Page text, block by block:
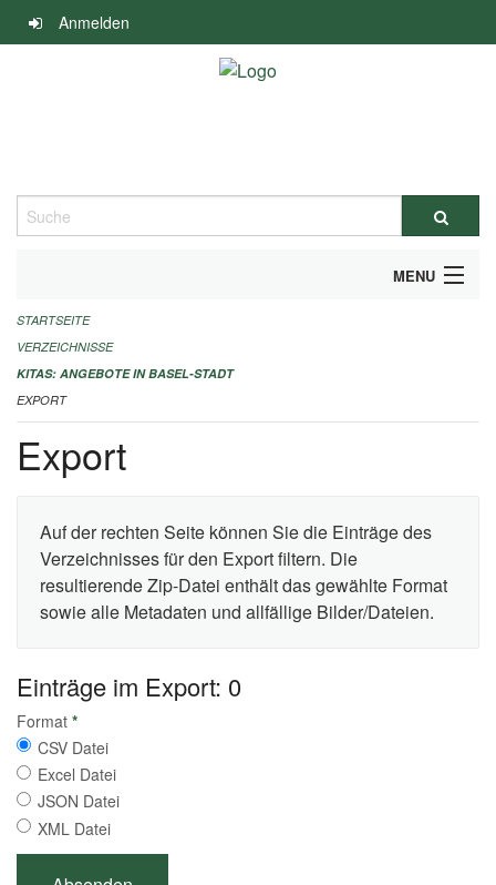
Navigation
überspringen
Anmelden
Suche
MENU
ALLGEMEINE INFORMATIONEN
IMPRESSUM
STARTSEITE
VERZEICHNISSE
KITAS: ANGEBOTE IN BASEL-STADT
EXPORT
Export
Auf der rechten Seite können Sie die Einträge des
Verzeichnisses für den Export filtern. Die
resultierende Zip-Datei enthält das gewählte Format
sowie alle Metadaten und allfällige Bilder/Dateien.
Einträge im Export: 0
Format *
CSV Datei
Excel Datei
JSON Datei
XML Datei